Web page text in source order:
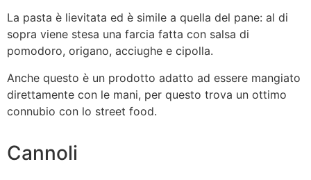
La pasta è lievitata ed è simile a quella del pane: al di
sopra viene stesa una farcia fatta con salsa di
pomodoro, origano, acciughe e cipolla.
Anche questo è un prodotto adatto ad essere mangiato
direttamente con le mani, per questo trova un ottimo
connubio con lo street food.
Cannoli